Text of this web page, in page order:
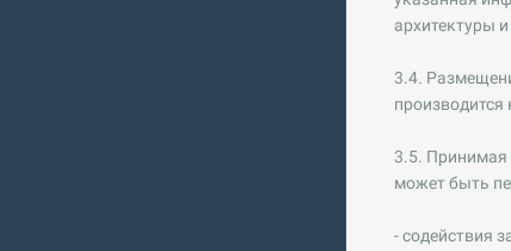
архитектуры
3.4.
3.5. Принимая
может быть
- содействия